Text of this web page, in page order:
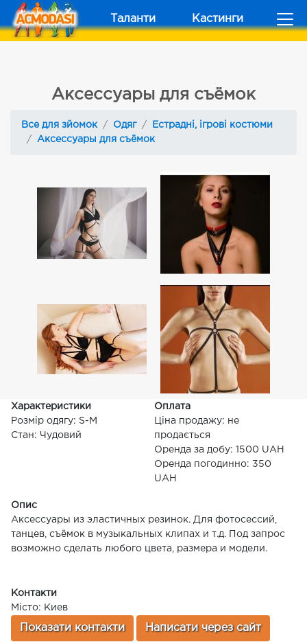
Таланти Кастинги
Аксессуары для съёмок
Все для зйомок Одяг
Естрадні, ігрові костюми
Аксессуары для съёмок
Характеристики
Розмір одягу: S-M
Стан: Чудовий
Оплата
Ціна продажу: не
продається
Оренда за добу: 1500 UAH
Оренда погодинно: 350
UAH
Опис
Аксессуары из эластичных резинок. Для фотосессий,
танцев, съёмок в музыкальных клипах и т.д. Под запрос
возможно сделать любого цвета, размера и модели.
Контакти
Місто: Киев
Показати контакти Написати через сайт